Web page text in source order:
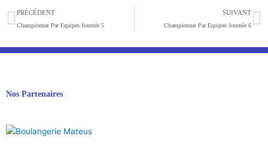
Précédent
PRÉCÉDENT
Championnat Par Equipes Journée 5
SUIVANT
Championnat Par Equipes Journée 6
Nos Partenaires